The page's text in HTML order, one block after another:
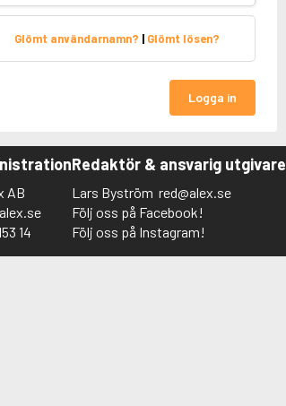
Glömt användarnamn? | Glömt lösen?
Logga in
AB
14
Redaktör & ansvarig utgivare
Lars Byström red@alex.se
Följ oss på Facebook!
Följ oss på Instagram!